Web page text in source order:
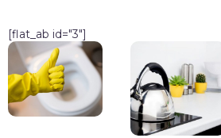
[flat_ab id="3"]